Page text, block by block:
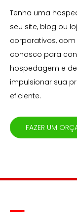
Tenha uma
seu site, blog ou
corporativos, com
conosco para
hospedagem e
impulsionar sua
eficiente.
FAZER UM